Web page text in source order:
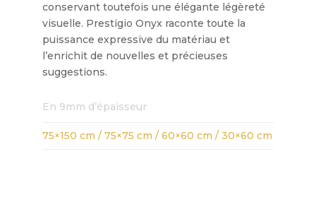
conservant toutefois une élégante légèreté
visuelle. Prestigio Onyx raconte toute la
puissance expressive du matériau et
l’enrichit de nouvelles et précieuses
suggestions.
En 9mm d’épaisseur
75×150 cm / 75×75 cm / 60×60 cm / 30×60 cm